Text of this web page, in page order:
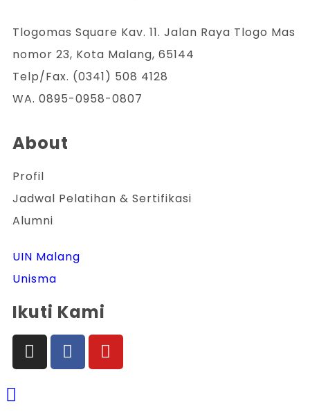
Tlogomas Square Kav. 11. Jalan Raya Tlogo Mas
nomor 23, Kota Malang, 65144
Telp/Fax. (0341) 508 4128
WA. 0895-0958-0807
About
Profil
Jadwal Pelatihan & Sertifikasi
Alumni
UIN Malang
Unisma
Ikuti Kami